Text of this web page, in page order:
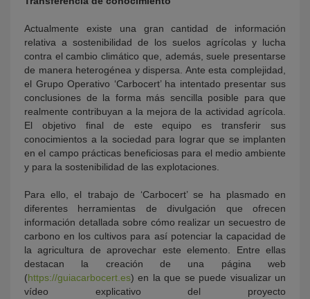
Actualmente existe una gran cantidad de información
relativa a sostenibilidad de los suelos agrícolas y lucha
contra el cambio climático que, además, suele presentarse
de manera heterogénea y dispersa. Ante esta complejidad,
el Grupo Operativo ‘Carbocert’ ha intentado presentar sus
conclusiones de la forma más sencilla posible para que
realmente contribuyan a la mejora de la actividad agrícola.
El objetivo final de este equipo es transferir sus
conocimientos a la sociedad para lograr que se implanten
en el campo prácticas beneficiosas para el medio ambiente
y para la sostenibilidad de las explotaciones.
Para ello, el trabajo de ‘Carbocert’ se ha plasmado en
diferentes herramientas de divulgación que ofrecen
información detallada sobre cómo realizar un secuestro de
carbono en los cultivos para así potenciar la capacidad de
la agricultura de aprovechar este elemento. Entre ellas
destacan la creación de una página web
(https://guiacarbocert.es) en la que se puede visualizar un
vídeo explicativo del proyecto